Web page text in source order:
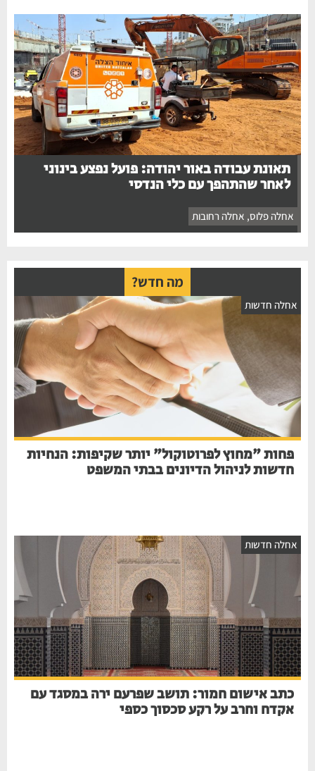
תאונת עבודה באור יהודה: פועל נפצע בינוני
לאחר שהתהפך עם כלי הנדסי
אחלה פלוס, אחלה רחובות
מה חדש?
אחלה חדשות
פחות "מחוץ לפרוטוקול" יותר שקיפות: הנחיות
חדשות לניהול הדיונים בבתי המשפט
אחלה חדשות
כתב אישום חמור: תושב שפרעם ירה במסגד עם
אקדח וחרב על רקע סכסוך כספי